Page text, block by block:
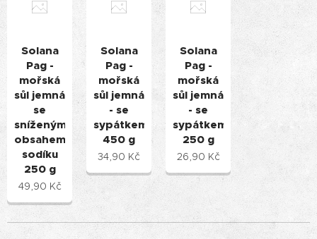
Solana
Pag -
mořská
sůl jemná
se
sníženým
obsahem
sodíku
250 g
49,90 Kč
Solana
Pag -
mořská
sůl jemná
- se
sypátkem
450 g
34,90 Kč
Solana
Pag -
mořská
sůl jemná
- se
sypátkem
250 g
26,90 Kč